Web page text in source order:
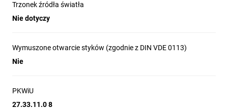
Trzonek źródła światła
Nie dotyczy
Wymuszone otwarcie styków (zgodnie z DIN VDE 0113)
Nie
PKWiU
27.33.11.0 8